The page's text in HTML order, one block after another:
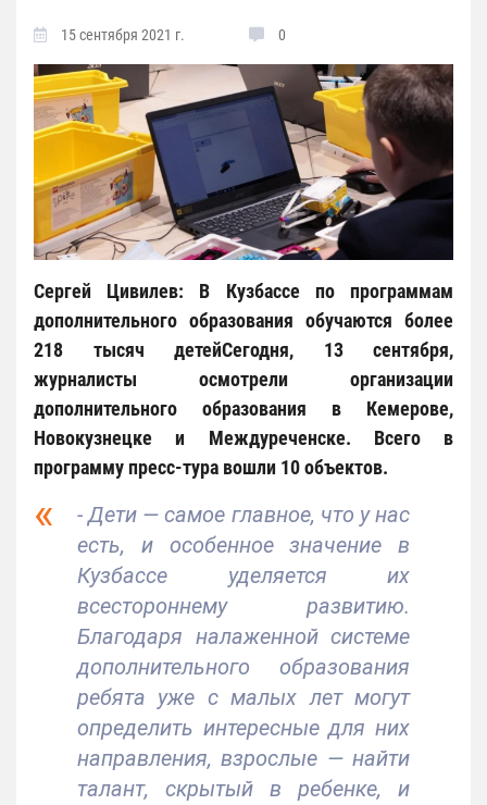
15 сентября 2021 г. 0
Сергей Цивилев: В Кузбассе по программам
дополнительного образования обучаются более
218 тысяч детейСегодня, 13 сентября,
журналисты осмотрели организации
дополнительного образования в Кемерове,
Новокузнецке и Междуреченске. Всего в
программу пресс-тура вошли 10 объектов.
- Дети — самое главное, что у нас
есть, и особенное значение в
Кузбассе уделяется их
всестороннему развитию.
Благодаря налаженной системе
дополнительного образования
ребята уже с малых лет могут
определить интересные для них
направления, взрослые — найти
талант, скрытый в ребенке, и